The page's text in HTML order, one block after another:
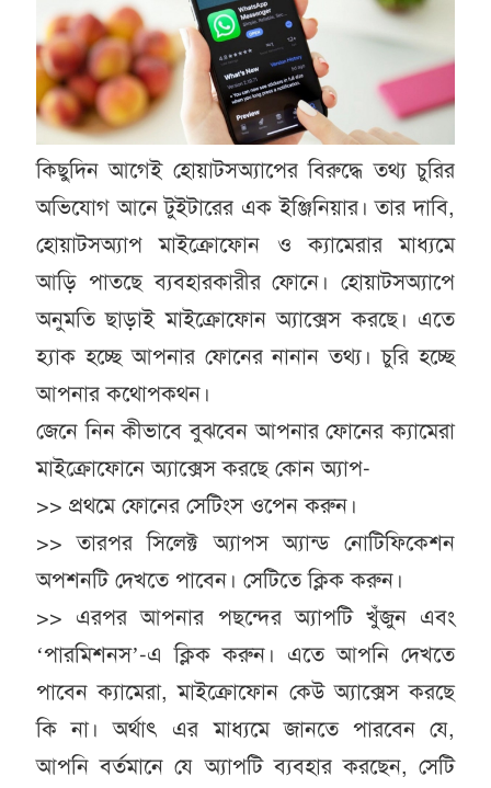
কিছুদিন আগেই হোয়াটসঅ্যাপের বিরুদ্ধে তথ্য চুরির
অভিযোগ আনে টুইটারের এক ইঞ্জিনিয়ার। তার দাবি,
হোয়াটসঅ্যাপ মাইক্রোফোন ও ক্যামেরার মাধ্যমে
আড়ি পাতছে ব্যবহারকারীর ফোনে। হোয়াটসঅ্যাপে
অনুমতি ছাড়াই মাইক্রোফোন অ্যাক্সেস করছে। এতে
হ্যাক হচ্ছে আপনার ফোনের নানান তথ্য। চুরি হচ্ছে
আপনার কথোপকথন।
জেনে নিন কীভাবে বুঝবেন আপনার ফোনের ক্যামেরা
মাইক্রোফোনে অ্যাক্সেস করছে কোন অ্যাপ-
>> প্রথমে ফোনের সেটিংস ওপেন করুন।
>> তারপর সিলেক্ট অ্যাপস অ্যান্ড নোটিফিকেশন
অপশনটি দেখতে পাবেন। সেটিতে ক্লিক করুন।
>> এরপর আপনার পছন্দের অ্যাপটি খুঁজুন এবং
‘পারমিশনস’-এ ক্লিক করুন। এতে আপনি দেখতে
পাবেন ক্যামেরা, মাইক্রোফোন কেউ অ্যাক্সেস করছে
কি না। অর্থাৎ এর মাধ্যমে জানতে পারবেন যে,
আপনি বর্তমানে যে অ্যাপটি ব্যবহার করছেন, সেটি